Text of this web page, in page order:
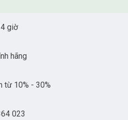
giờ
hãng
từ 10% - 30%
023